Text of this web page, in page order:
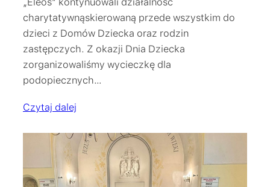
charytatywnąskierowaną przede wszystkim do
dzieci z Domów Dziecka oraz rodzin
zastępczych. Z okazji Dnia Dziecka
zorganizowaliśmy wycieczkę dla
podopiecznych…
Czytaj dalej